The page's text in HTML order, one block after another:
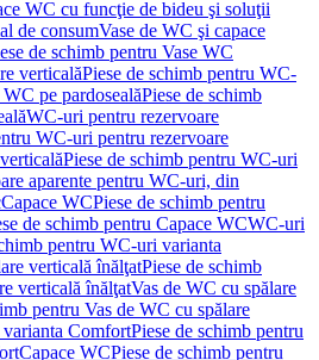
WC cu funcţie de bideu şi soluţii
de consumVase de WC şi capace
de schimb pentru Vase WC
verticalăPiese de schimb pentru WC-
WC pe pardosealăPiese de schimb
WC-uri pentru rezervoare
WC-uri pentru rezervoare
Piese de schimb pentru WC-uri
aparente pentru WC-uri, din
Capace WCPiese de schimb pentru
de schimb pentru Capace WCWC-uri
pentru WC-uri varianta
verticală înălţatPiese de schimb
verticală înălţatVas de WC cu spălare
pentru Vas de WC cu spălare
ComfortPiese de schimb pentru
Capace WCPiese de schimb pentru